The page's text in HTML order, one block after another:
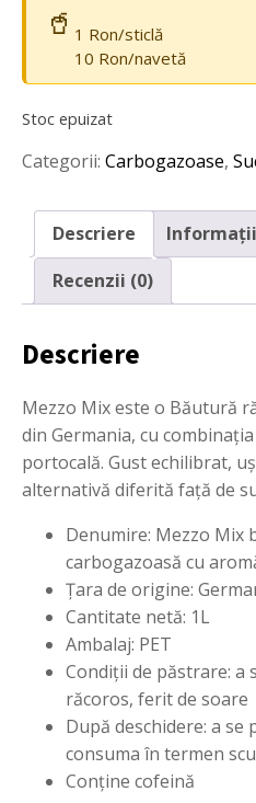
🥤 1 Ron/sticlă
10 Ron/navetă
Stoc epuizat
Categorii: Carbogazoase,
Descriere
Recenzii (0)
Descriere
Mezzo Mix este o Băutură
din Germania, cu
portocală. Gust echilibrat,
alternativă diferită față de
Denumire: Mezzo Mix
carbogazoasă cu
Țara de origine:
Cantitate netă: 1L
Ambalaj: PET
Condiții de păstrare: a
răcoros, ferit de soare
După deschidere: a se
consuma în termen
Conține cofeină